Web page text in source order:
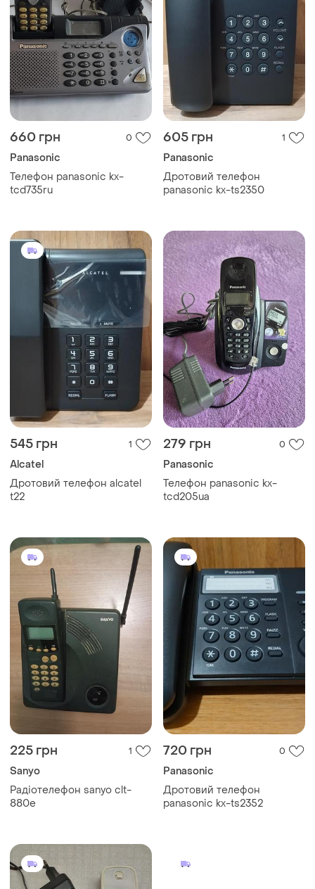
660 грн 0
Panasonic
Телефон panasonic kx-
tcd735ru
605 грн 1
Panasonic
Дротовий телефон
panasonic kx-ts2350
545 грн 1
Alcatel
Дротовий телефон alcatel
t22
279 грн 0
Panasonic
Телефон panasonic kx-
tcd205ua
225 грн 1
Sanyo
Радіотелефон sanyo clt-
880e
720 грн 0
Panasonic
Дротовий телефон
panasonic kx-ts2352